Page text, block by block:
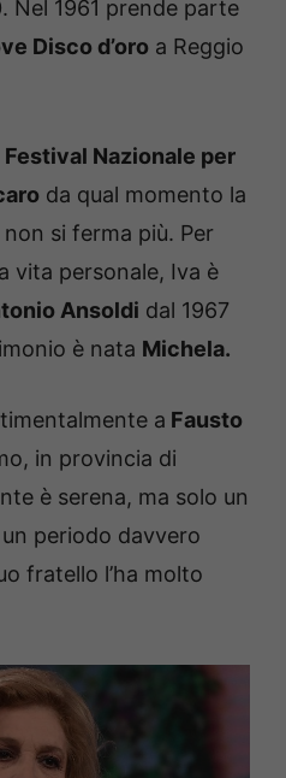
Nel 1961 prende parte
Disco d’oro a Reggio
Festival Nazionale per
da qual momento la
si ferma più. Per
vita personale, Iva è
Ansoldi dal 1967
è nata Michela.
a Fausto
in provincia di
è serena, ma solo un
periodo davvero
fratello l’ha molto